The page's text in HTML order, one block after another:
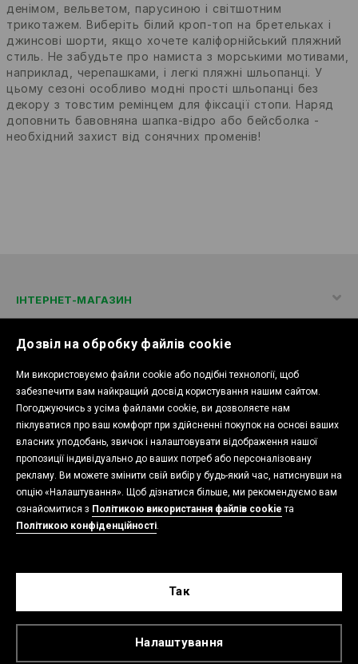
Дозвіл на обробку файлів cookie
Ми використовуємо файли cookie або подібні технології, щоб
забезпечити вам найкращий досвід користування нашим сайтом.
Погоджуючись з усіма файлами cookie, ви дозволяєте нам
піклуватися про ваш комфорт при здійсненні покупок на основі ваших
власних уподобань, звичок і налаштовувати відображення нашої
пропозиції індивідуально до ваших потреб або персоналізовану
рекламу. Ви можете змінити свій вибір у будь-який час, натиснувши на
опцію «Налаштування». Щоб дізнатися більше, ми рекомендуємо вам
ознайомитися з Політикою використання файлів cookie та
Політикою конфіденційності.
Налаштування
Так
денімом, вельветом, парусиною і світшотним
трикотажем. Виберіть білий кроп-топ на бретельках і
джинсові шорти, якщо хочете каліфорнійський пляжний
стиль. Не забудьте про намиста з морськими мотивами,
наприклад, черепашками, і легкі пляжні шльопанці. У
цьому сезоні особливо модні прості шльопанці без
декору з товстим ремінцем для фіксації стопи. Наряд
доповнить бавовняна шапка-відро або бейсболка -
необхідний захист від сонячних променів!
ІНТЕРНЕТ-МАГАЗИН
ПОЛІТИКА КОНФІДЕНЦІЙНОСТІ
ДОДАТОК CROPP
CROPP